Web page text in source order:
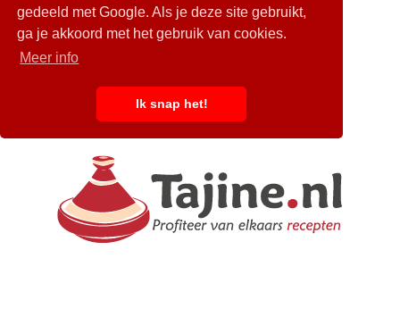
gedeeld met Google. Als je deze site gebruikt,
ga je akkoord met het gebruik van cookies.
Meer info
Ik snap het!